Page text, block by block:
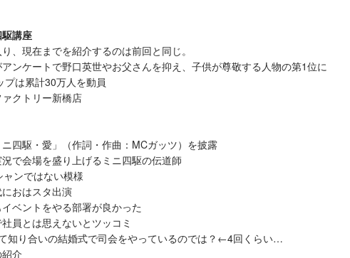
講座
、現在までを紹介するのは前回と同じ。
アンケートで野口英世やお父さんを抑え、子供が尊敬する人物の第1位に
プは累計30万人を動員
クトリー新橋店
ニ四駆・愛」（作詞・作曲：MCガッツ）を披露
況で会場を盛り上げるミニ四駆の伝道師
ンではない模様
におはスタ出演
ベントをやる部署が良かった
員とは思えないとツッコミ
知り合いの結婚式で司会をやっているのでは？←4回くらい…
介